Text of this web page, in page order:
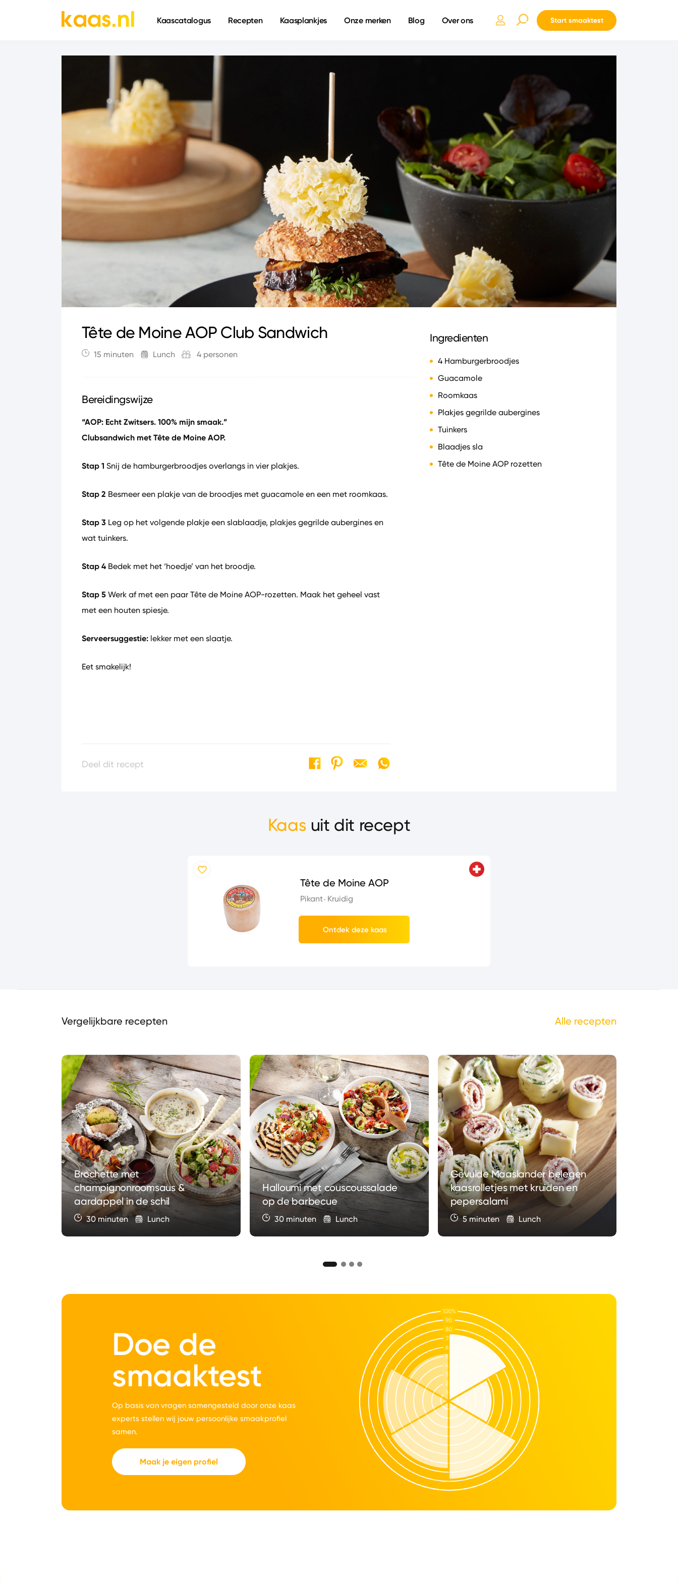
Kaascatalogus Recepten Kaasplankjes Onze merken Blog Over ons Start smaaktest
Tête de Moine AOP Club Sandwich
15 minuten Lunch 4 personen
Ingredienten
4 Hamburgerbroodjes
Guacamole
Roomkaas
Plakjes gegrilde aubergines
Tuinkers
Blaadjes sla
Tête de Moine AOP rozetten
Bereidingswijze
“AOP: Echt Zwitsers. 100% mijn smaak.”
Clubsandwich met Tête de Moine AOP.
Stap 1 Snij de hamburgerbroodjes overlangs in vier plakjes.
Stap 2 Besmeer een plakje van de broodjes met guacamole en een met roomkaas.
Stap 3 Leg op het volgende plakje een slablaadje, plakjes gegrilde aubergines en
wat tuinkers.
Stap 4 Bedek met het ‘hoedje’ van het broodje.
Stap 5 Werk af met een paar Tête de Moine AOP-rozetten. Maak het geheel vast
met een houten spiesje.
Serveersuggestie: lekker met een slaatje.
Eet smakelijk!
Deel dit recept
Kaas uit dit recept
Tête de Moine AOP
Pikant Kruidig
Ontdek deze kaas
Vergelijkbare recepten Alle recepten
Brochette met
champignonroomsaus &
aardappel in de schil
30 minuten Lunch
Halloumi met couscoussalade
op de barbecue
30 minuten Lunch
Gevulde Maaslander belegen
kaasrolletjes met kruiden en
pepersalami
5 minuten Lunch
Doe de
smaaktest
Op basis van vragen samengesteld door onze kaas
experts stellen wij jouw persoonlijke smaakprofiel
samen.
Maak je eigen profiel